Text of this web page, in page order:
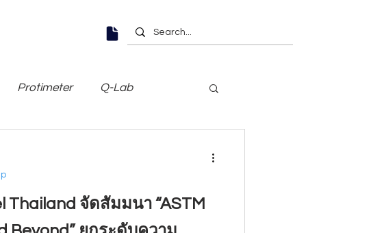
Protimeter Q-Lab
Thailand จัดสัมมนา “ASTM